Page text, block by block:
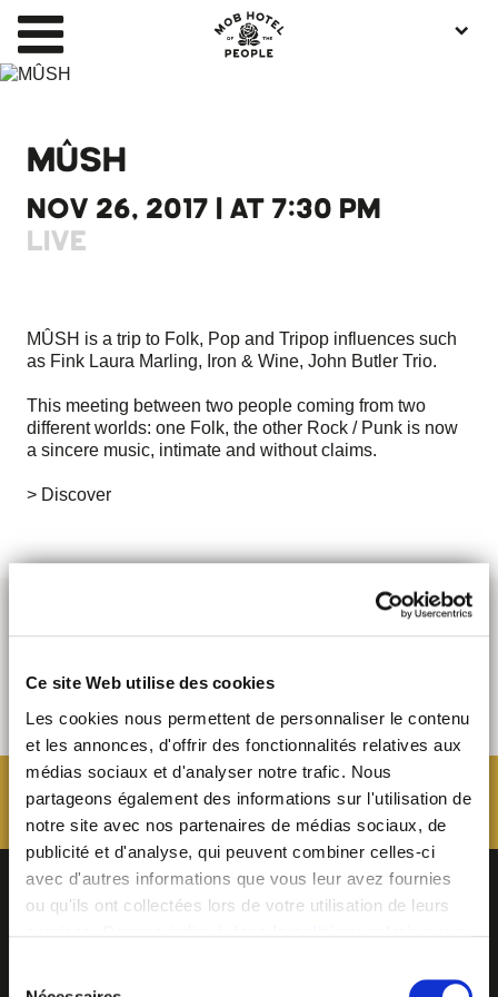
Ce site Web utilise des cookies
Les cookies nous permettent de personnaliser le contenu
et les annonces, d'offrir des fonctionnalités relatives aux
médias sociaux et d'analyser notre trafic. Nous
partageons également des informations sur l'utilisation de
notre site avec nos partenaires de médias sociaux, de
publicité et d'analyse, qui peuvent combiner celles-ci
avec d'autres informations que vous leur avez fournies
ou qu'ils ont collectées lors de votre utilisation de leurs
cliquant sur « tout autoriser » ; vous refusez ce dépôt de
MÛSH
NOV 26, 2017 | AT 7:30 PM
LIVE
MÛSH is a trip to Folk, Pop and Tripop influences such
as Fink Laura Marling, Iron & Wine, John Butler Trio.
This meeting between two people coming from two
different worlds: one Folk, the other Rock / Punk is now
a sincere music, intimate and without claims.
> Discover